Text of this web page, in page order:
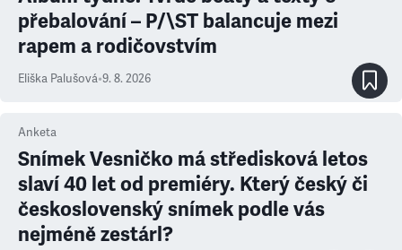
přebalování – P/\ST balancuje mezi
rapem a rodičovstvím
Eliška Palušová•9. 8. 2026
Anketa
Snímek Vesničko má středisková letos
slaví 40 let od premiéry. Který český či
československý snímek podle vás
nejméně zestárl?